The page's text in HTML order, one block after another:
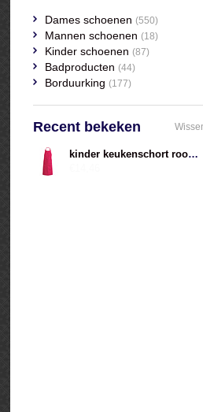
Dames schoenen (550)
Mannen schoenen (18)
Kinder schoenen (87)
Badproducten (44)
Borduurking (177)
Recent bekeken
kinder keukenschort rood met naam geborduurd